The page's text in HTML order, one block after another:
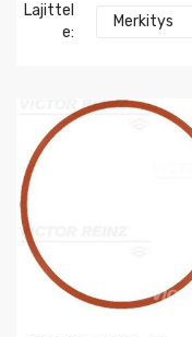
Lajittel
E:
Merkitys